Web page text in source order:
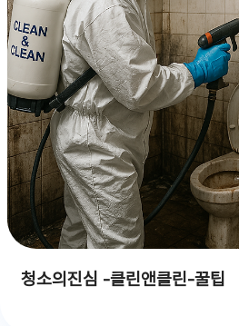
청소의진심 -클린앤클린-꿀팁